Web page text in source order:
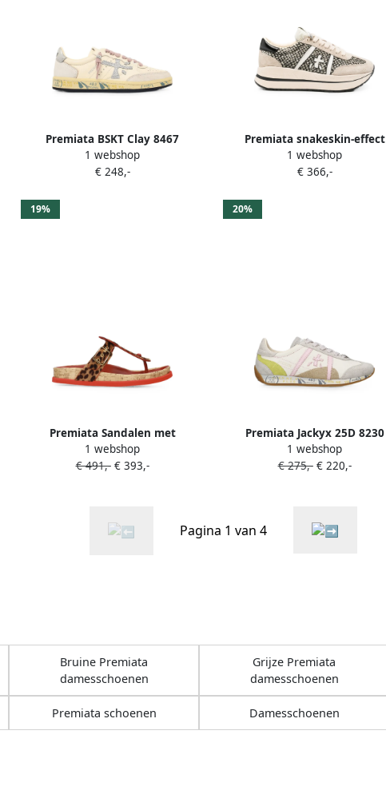
Premiata BSKT Clay 8467
sneakers Beige
1 webshop
€ 248,-
Premiata snakeskin-effect
sneakers Beige
1 webshop
€ 366,-
19%
Premiata Sandalen met
ponydetail Beige
1 webshop
€ 491,-€ 393,-
20%
Premiata Jackyx 25D 8230
sneakers Beige
1 webshop
€ 275,-€ 220,-
Pagina 1 van 4
Bruine Premiata
damesschoenen
Grijze Premiata
damesschoenen
Premiata schoenen Damesschoenen